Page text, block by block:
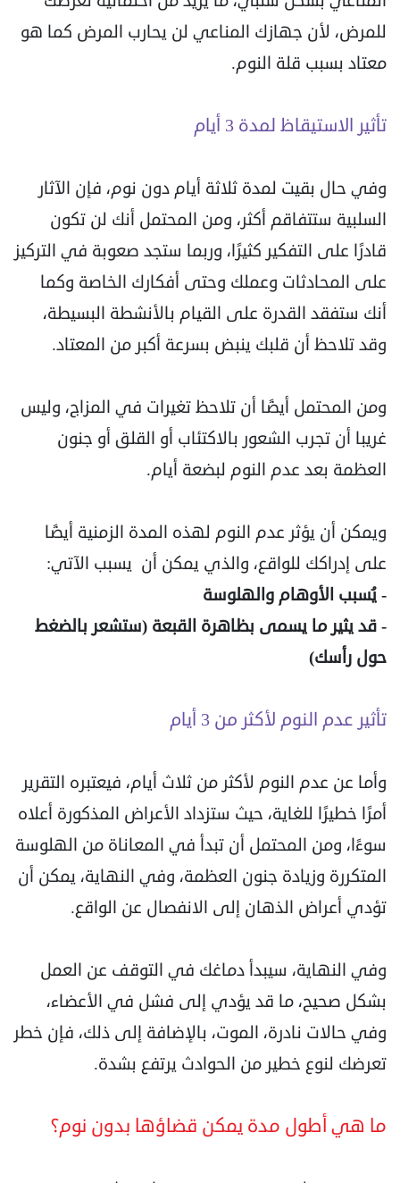
للمرض، لأن جهازك المناعي لن يحارب المرض كما هو
معتاد بسبب قلة النوم.
تأثير الاستيقاظ لمدة 3 أيام
وفي حال بقيت لمدة ثلاثة أيام دون نوم، فإن الآثار
السلبية ستتفاقم أكثر، ومن المحتمل أنك لن تكون
قادرًا على التفكير كثيرًا، وربما ستجد صعوبة في التركيز
على المحادثات وعملك وحتى أفكارك الخاصة وكما
أنك ستفقد القدرة على القيام بالأنشطة البسيطة،
وقد تلاحظ أن قلبك ينبض بسرعة أكبر من المعتاد.
ومن المحتمل أيضًا أن تلاحظ تغيرات في المزاج، وليس
غريبا أن تجرب الشعور بالاكتئاب أو القلق أو جنون
العظمة بعد عدم النوم لبضعة أيام.
ويمكن أن يؤثر عدم النوم لهذه المدة الزمنية أيضًا
على إدراكك للواقع، والذي يمكن أن يسبب الآتي:
- يُسبب الأوهام والهلوسة
- قد يثير ما يسمى بظاهرة القبعة (ستشعر بالضغط
حول رأسك)
تأثير عدم النوم لأكثر من 3 أيام
وأما عن عدم النوم لأكثر من ثلاث أيام، فيعتبره التقرير
أمرًا خطيرًا للغاية، حيث ستزداد الأعراض المذكورة أعلاه
سوءًا، ومن المحتمل أن تبدأ في المعاناة من الهلوسة
المتكررة وزيادة جنون العظمة، وفي النهاية، يمكن أن
تؤدي أعراض الذهان إلى الانفصال عن الواقع.
وفي النهاية، سيبدأ دماغك في التوقف عن العمل
بشكل صحيح، ما قد يؤدي إلى فشل في الأعضاء،
وفي حالات نادرة، الموت، بالإضافة إلى ذلك، فإن خطر
تعرضك لنوع خطير من الحوادث يرتفع بشدة.
ما هي أطول مدة يمكن قضاؤها بدون نوم؟